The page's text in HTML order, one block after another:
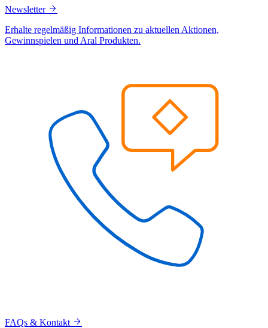
Newsletter
Erhalte regelmäßig Informationen zu aktuellen Aktionen,
Gewinnspielen und Aral Produkten.
FAQs & Kontakt